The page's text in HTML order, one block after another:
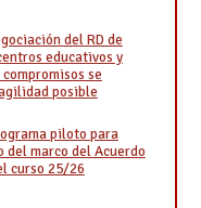
del RD de
educativos y
se
posible
piloto para
marco del Acuerdo
curso 25/26